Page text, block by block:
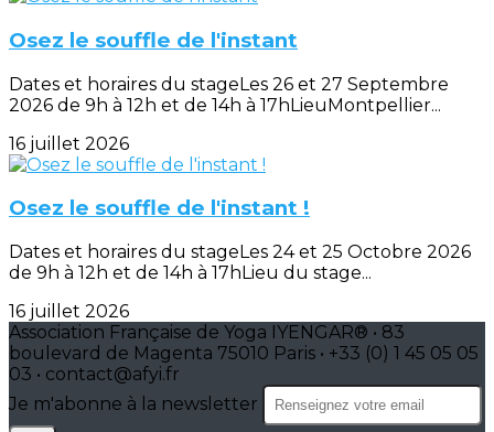
Osez le souffle de l'instant
Dates et horaires du stageLes 26 et 27 Septembre
2026 de 9h à 12h et de 14h à 17hLieuMontpellier...
16 juillet 2026
Osez le souffle de l'instant !
Dates et horaires du stageLes 24 et 25 Octobre 2026
de 9h à 12h et de 14h à 17hLieu du stage...
16 juillet 2026
Association Française de Yoga IYENGAR® • 83
boulevard de Magenta 75010 Paris • +33 (0) 1 45 05 05
03 • contact@afyi.fr
Je m'abonne à la newsletter